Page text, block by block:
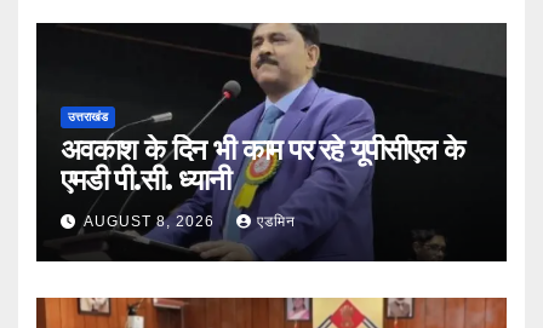
उत्तराखंड
अवकाश के दिन भी काम पर रहे यूपीसीएल के
एमडी पी.सी. ध्यानी
AUGUST 8, 2026 एडमिन